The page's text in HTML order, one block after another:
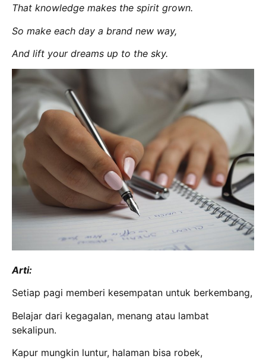
That knowledge makes the spirit grown.
So make each day a brand new way,
And lift your dreams up to the sky.
Arti:
Setiap pagi memberi kesempatan untuk berkembang,
Belajar dari kegagalan, menang atau lambat
sekalipun.
Kapur mungkin luntur, halaman bisa robek,